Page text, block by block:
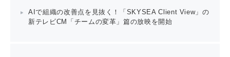
AIで組織の改善点を見抜く！「SKYSEA Client View」の
新テレビCM「チームの変革」篇の放映を開始